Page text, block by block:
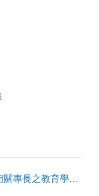
學程-保障名額10名